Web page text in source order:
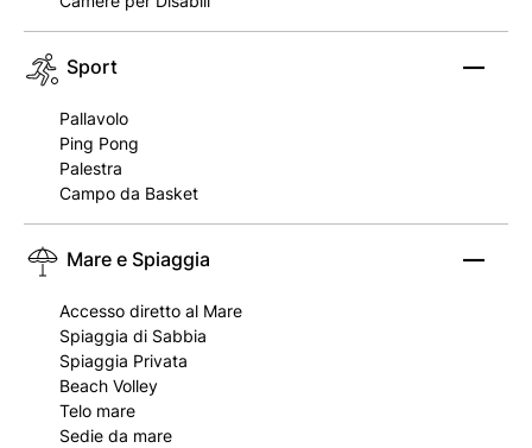
Sport
Pallavolo
Ping Pong
Palestra
Campo da Basket
Mare e Spiaggia
Accesso diretto al Mare
Spiaggia di Sabbia
Spiaggia Privata
Beach Volley
Telo mare
Sedie da mare